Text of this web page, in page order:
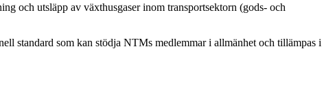
och utsläpp av växthusgaser inom transportsektorn (gods- och
standard som kan stödja NTMs medlemmar i allmänhet och tillämpas i